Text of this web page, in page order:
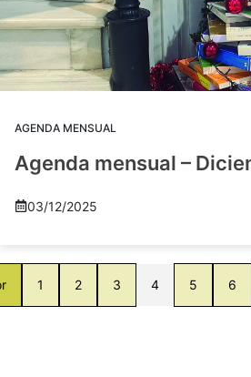
AGENDA MENSUAL
Agenda mensual –
03/12/2025
1 2 3 4 5 6